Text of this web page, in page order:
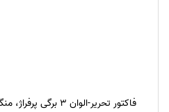
فاکتور تحریر-الوان ۳ برگی پرفراژ، منگنه و شماره افست چهار رنگ